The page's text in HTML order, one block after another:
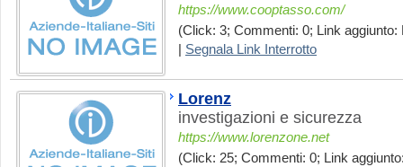
https://www.cooptasso.com/
(Click: 3; Commenti: 0; Link aggiunto:
Segnala Link Interrotto
Lorenz
investigazioni e sicurezza
https://www.lorenzone.net
(Click: 25; Commenti: 0; Link